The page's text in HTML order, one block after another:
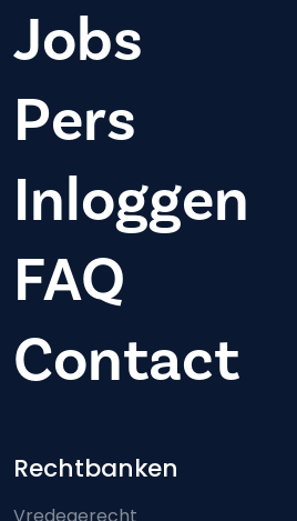
Jobs
Pers
Inloggen
FAQ
Contact
Footer-menu
Rechtbanken